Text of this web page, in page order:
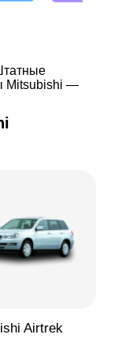
Mitsubishi —
Airtrek